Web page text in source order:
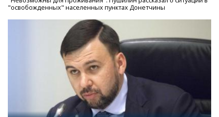
"освобожденных" населенных пунктах Донетчины